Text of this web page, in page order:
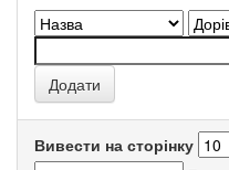
Вивести на сторінку